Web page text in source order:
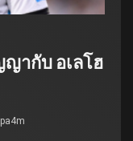
ากับ อเลโฮ